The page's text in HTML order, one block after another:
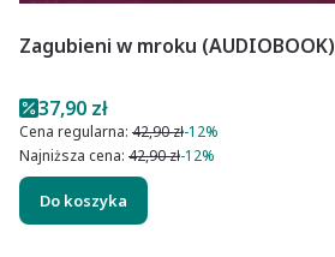
Zagubieni w mroku (AUDIOBOOK)
Cena promocyjna
37,90 zł
Cena regularna: 42,90 zł-12%
Najniższa cena: 42,90 zł-12%
Do koszyka